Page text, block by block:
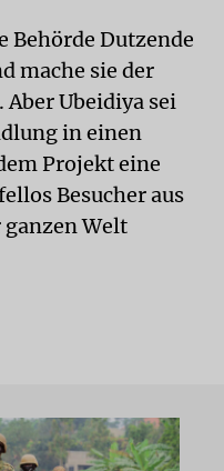
Behörde Dutzende
mache sie der
Ubeidiya sei
in einen
Projekt eine
Besucher aus
ganzen Welt